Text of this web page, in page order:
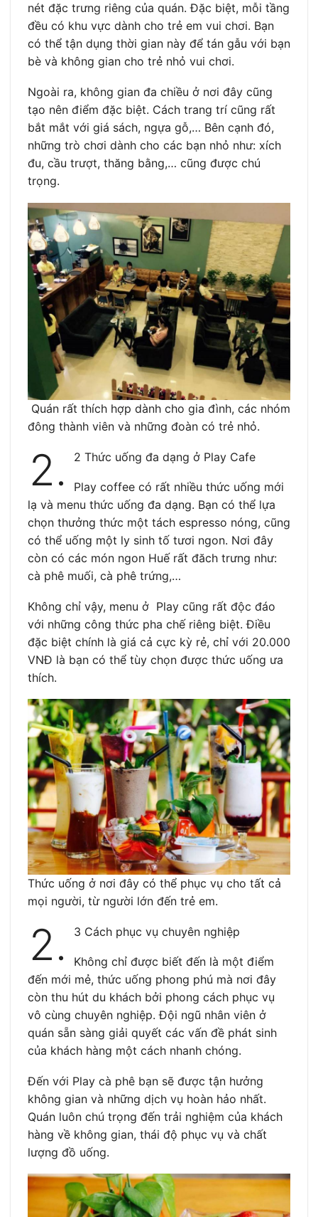
nét đặc trưng riêng của quán. Đặc biệt, mỗi tầng
đều có khu vực dành cho trẻ em vui chơi. Bạn
có thể tận dụng thời gian này để tán gẫu với bạn
bè và không gian cho trẻ nhỏ vui chơi.
Ngoài ra, không gian đa chiều ở nơi đây cũng
tạo nên điểm đặc biệt. Cách trang trí cũng rất
bắt mắt với giá sách, ngựa gỗ,… Bên cạnh đó,
những trò chơi dành cho các bạn nhỏ như: xích
đu, cầu trượt, thăng bằng,… cũng được chú
trọng.
Quán rất thích hợp dành cho gia đình, các nhóm
đông thành viên và những đoàn có trẻ nhỏ.
2. 2 Thức uống đa dạng ở Play Cafe
Play coffee có rất nhiều thức uống mới
lạ và menu thức uống đa dạng. Bạn có thể lựa
chọn thưởng thức một tách espresso nóng, cũng
có thể uống một ly sinh tố tươi ngon. Nơi đây
còn có các món ngon Huế rất đăch trưng như:
cà phê muối, cà phê trứng,…
Không chỉ vậy, menu ở Play cũng rất độc đáo
với những công thức pha chế riêng biệt. Điều
đặc biệt chính là giá cả cực kỳ rẻ, chỉ với 20.000
VNĐ là bạn có thể tùy chọn được thức uống ưa
thích.
Thức uống ở nơi đây có thể phục vụ cho tất cả
mọi người, từ người lớn đến trẻ em.
2. 3 Cách phục vụ chuyên nghiệp
Không chỉ được biết đến là một điểm
đến mới mẻ, thức uống phong phú mà nơi đây
còn thu hút du khách bởi phong cách phục vụ
vô cùng chuyên nghiệp. Đội ngũ nhân viên ở
quán sẵn sàng giải quyết các vấn đề phát sinh
của khách hàng một cách nhanh chóng.
Đến với Play cà phê bạn sẽ được tận hưởng
không gian và những dịch vụ hoàn hảo nhất.
Quán luôn chú trọng đến trải nghiệm của khách
hàng về không gian, thái độ phục vụ và chất
lượng đồ uống.